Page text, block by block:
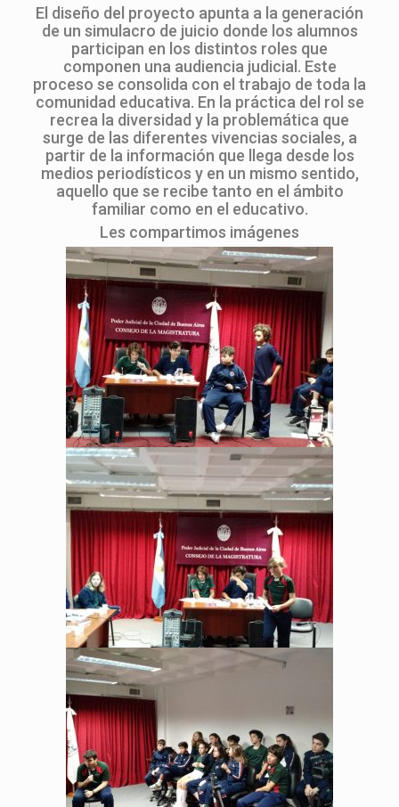
El diseño del proyecto apunta a la generación
de un simulacro de juicio donde los alumnos
participan en los distintos roles que
componen una audiencia judicial. Este
proceso se consolida con el trabajo de toda la
comunidad educativa. En la práctica del rol se
recrea la diversidad y la problemática que
surge de las diferentes vivencias sociales, a
partir de la información que llega desde los
medios periodísticos y en un mismo sentido,
aquello que se recibe tanto en el ámbito
familiar como en el educativo.
Les compartimos imágenes